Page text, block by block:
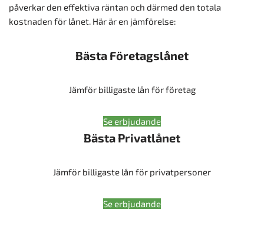
påverkar den effektiva räntan och därmed den totala
kostnaden för lånet. Här är en jämförelse:
Bästa Företagslånet
Jämför billigaste lån för företag
Se erbjudande
Bästa Privatlånet
Jämför billigaste lån för privatpersoner
Se erbjudande